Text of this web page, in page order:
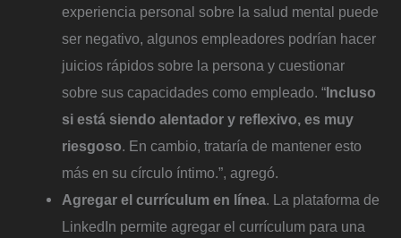
experiencia personal sobre la salud mental puede
ser negativo, algunos empleadores podrían hacer
juicios rápidos sobre la persona y cuestionar
sobre sus capacidades como empleado. “Incluso
si está siendo alentador y reflexivo, es muy
riesgoso. En cambio, trataría de mantener esto
más en su círculo íntimo.”, agregó.
Agregar el currículum en línea. La plataforma de
LinkedIn permite agregar el currículum para una